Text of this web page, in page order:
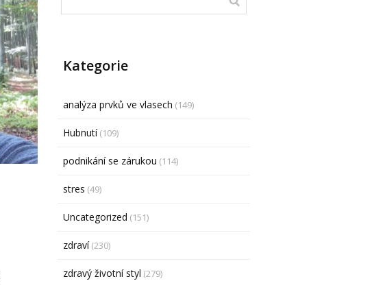
Kategorie
analýza prvků ve vlasech (149)
Hubnutí(109)
podnikání se zárukou (114)
stres (49)
Uncategorized (151)
zdraví(230)
zdravý životní styl (279)